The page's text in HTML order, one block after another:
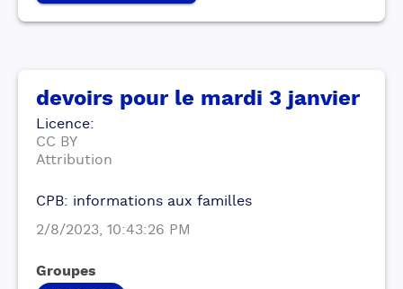
devoirs pour le mardi 3 janvier
Licence:
CC BY
Attribution
CPB: informations aux familles
2/8/2023, 10:43:26 PM
Groupes